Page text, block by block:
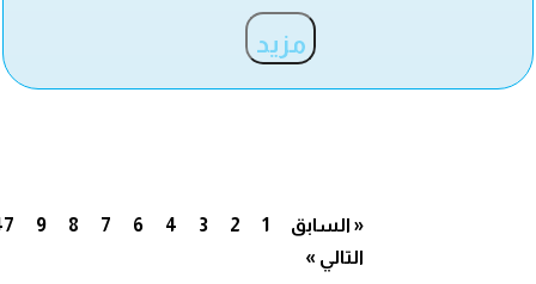
مزيد
« السابق 1
2
3
4
6
7
8
9
التالي »